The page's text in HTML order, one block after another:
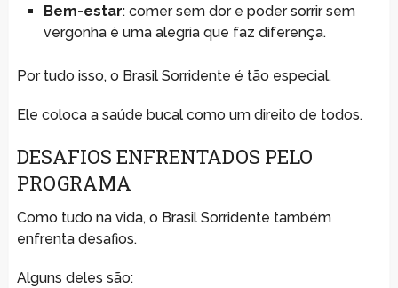
Bem-estar: comer sem dor e poder sorrir sem
vergonha é uma alegria que faz diferença.
Por tudo isso, o Brasil Sorridente é tão especial.
Ele coloca a saúde bucal como um direito de todos.
DESAFIOS ENFRENTADOS PELO
PROGRAMA
Como tudo na vida, o Brasil Sorridente também
enfrenta desafios.
Alguns deles são: